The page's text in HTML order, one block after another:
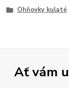
Ohňovky kulaté
Ať vám